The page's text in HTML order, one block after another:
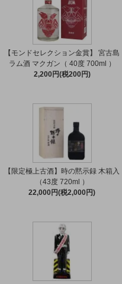
【モンドセレクション金賞】 宮古島
ラム酒 マクガン（ 40度 700ml ）
2,200円(税200円)
【限定極上古酒】時の黙示録 木箱入
（43度 720ml ）
22,000円(税2,000円)